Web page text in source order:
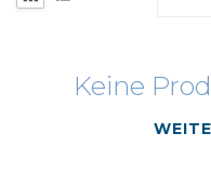
Keine